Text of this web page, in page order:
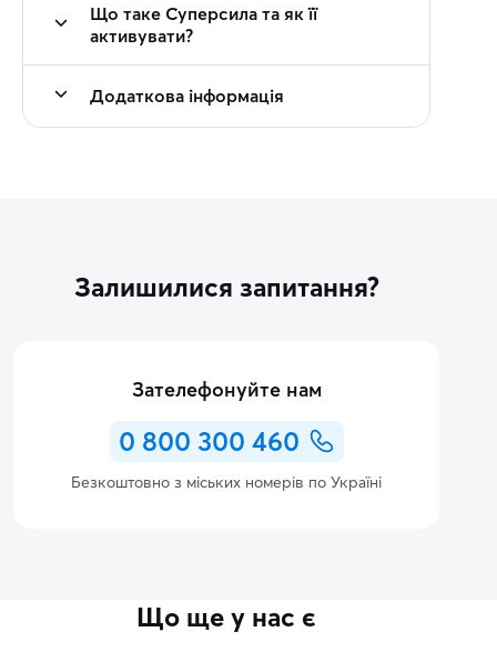
Що таке Суперсила та як її
активувати?
Додаткова інформація
Залишилися запитання?
Зателефонуйте нам
0 800 300 460
Безкоштовно з міських номерів по Україні
Що ще у нас є